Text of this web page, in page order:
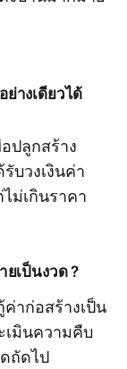
างเดียวได้
ปลูกสร้าง
บวงเงินค่า
ม่เกินราคา
ยเป็นงวด ?
าก่อสร้างเป็น
เมินความคืบ
ถัดไป